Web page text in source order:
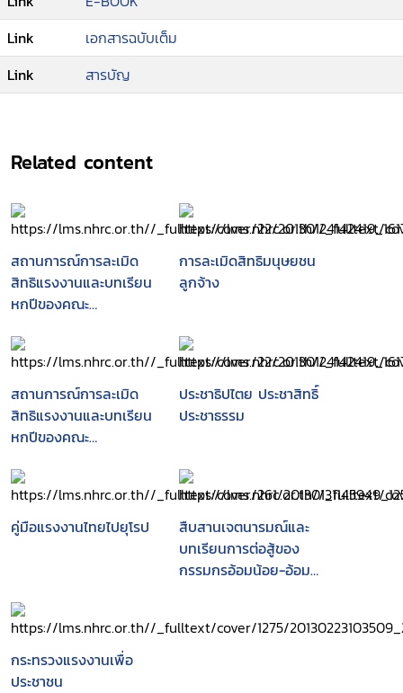
Link
เอกสารฉบับเต็ม
Link
สารบัญ
Related content
สถานการณ์การละเมิด
สิทธิแรงงานและบทเรียน
หกปีของคณะ
ในคณะกรรมการสิทธิ
มนุษยชนแห่งชาติ (กสม.)
การละเมิดสิทธิมนุษยชน
ลูกจ้าง
สถานการณ์การละเมิด
สิทธิแรงงานและบทเรียน
หกปีของคณะ
ในคณะกรรมการสิทธิ
มนุษยชนแห่งชาติ (กสม.)
ประชาธิปไตย ประชาสิทธิ์
ประชาธรรม
คู่มือแรงงานไทยไปยุโรป
สืบสานเจตนารมณ์และ
บทเรียนการต่อสู้ของ
กรรมกรอ้อมน้อย-อ้อม
กระทรวงแรงงานเพื่อ
ประชาชน